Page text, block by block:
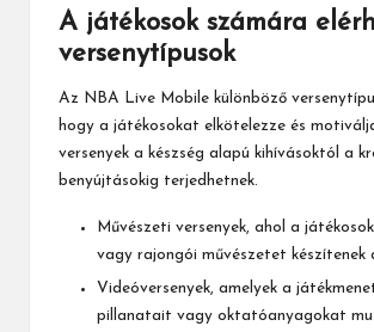
A játékosok számára
versenytípusok
Az NBA Live Mobile különböző
hogy a játékosokat elkötelezze és
versenyek a készség alapú kihívásoktól a
benyújtásokig terjedhetnek.
Művészeti versenyek, ahol a
vagy rajongói művészetet készítenek
Videóversenyek, amelyek a
pillanatait vagy oktatóanyagokat